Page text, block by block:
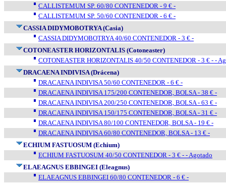
CALLISTEMUM SP. 60/80 CONTENEDOR - 9 € -
CALLISTEMUM SP. 50/60 CONTENEDOR - 6 € -
CASSIA DIDYMOBOTRYA (Casia)
CASSIA DIDYMOBOTRYA 40/60 CONTENEDOR - 3 € -
COTONEASTER HORIZONTALIS (Cotoneaster)
COTONEASTER HORIZONTALIS 40/50 CONTENEDOR - 3 € - -
DRACAENA INDIVISA (Drácena)
DRACAENA INDIVISA 50/60 CONTENEDOR - 6 € -
DRACAENA INDIVISA 175/200 CONTENEDOR, BOLSA - 38 € -
DRACAENA INDIVISA 200/250 CONTENEDOR, BOLSA - 63 € -
DRACAENA INDIVISA 150/175 CONTENEDOR, BOLSA - 31 € -
DRACAENA INDIVISA 80/100 CONTENEDOR, BOLSA - 19 € -
DRACAENA INDIVISA 60/80 CONTENEDOR, BOLSA - 13 € -
ECHIUM FASTUOSUM (Echium)
ECHIUM FASTUOSUM 40/50 CONTENEDOR - 3 € - - Agotado
ELAEAGNUS EBBINGEI (Eleagnus)
ELAEAGNUS EBBINGEI 60/80 CONTENEDOR - 6 € -